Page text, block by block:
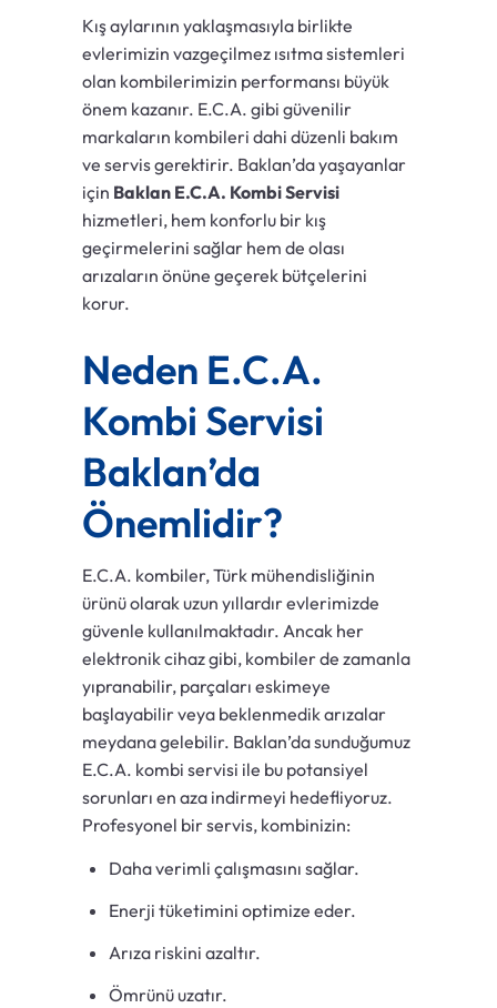
Kış aylarının yaklaşmasıyla birlikte
evlerimizin vazgeçilmez ısıtma sistemleri
olan kombilerimizin performansı büyük
önem kazanır. E.C.A. gibi güvenilir
markaların kombileri dahi düzenli bakım
ve servis gerektirir. Baklan’da yaşayanlar
için Baklan E.C.A. Kombi Servisi
hizmetleri, hem konforlu bir kış
geçirmelerini sağlar hem de olası
arızaların önüne geçerek bütçelerini
korur.
Neden E.C.A.
Kombi Servisi
Baklan’da
Önemlidir?
E.C.A. kombiler, Türk mühendisliğinin
ürünü olarak uzun yıllardır evlerimizde
güvenle kullanılmaktadır. Ancak her
elektronik cihaz gibi, kombiler de zamanla
yıpranabilir, parçaları eskimeye
başlayabilir veya beklenmedik arızalar
meydana gelebilir. Baklan’da sunduğumuz
E.C.A. kombi servisi ile bu potansiyel
sorunları en aza indirmeyi hedefliyoruz.
Profesyonel bir servis, kombinizin:
Daha verimli çalışmasını sağlar.
Enerji tüketimini optimize eder.
Arıza riskini azaltır.
Ömrünü uzatır.